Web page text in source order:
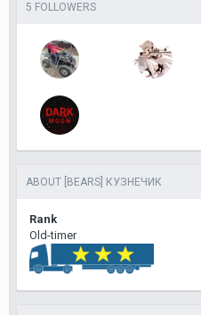
5 FOLLOWERS
ABOUT [BEARS] КУЗНЕЧИК
Rank
Old-timer